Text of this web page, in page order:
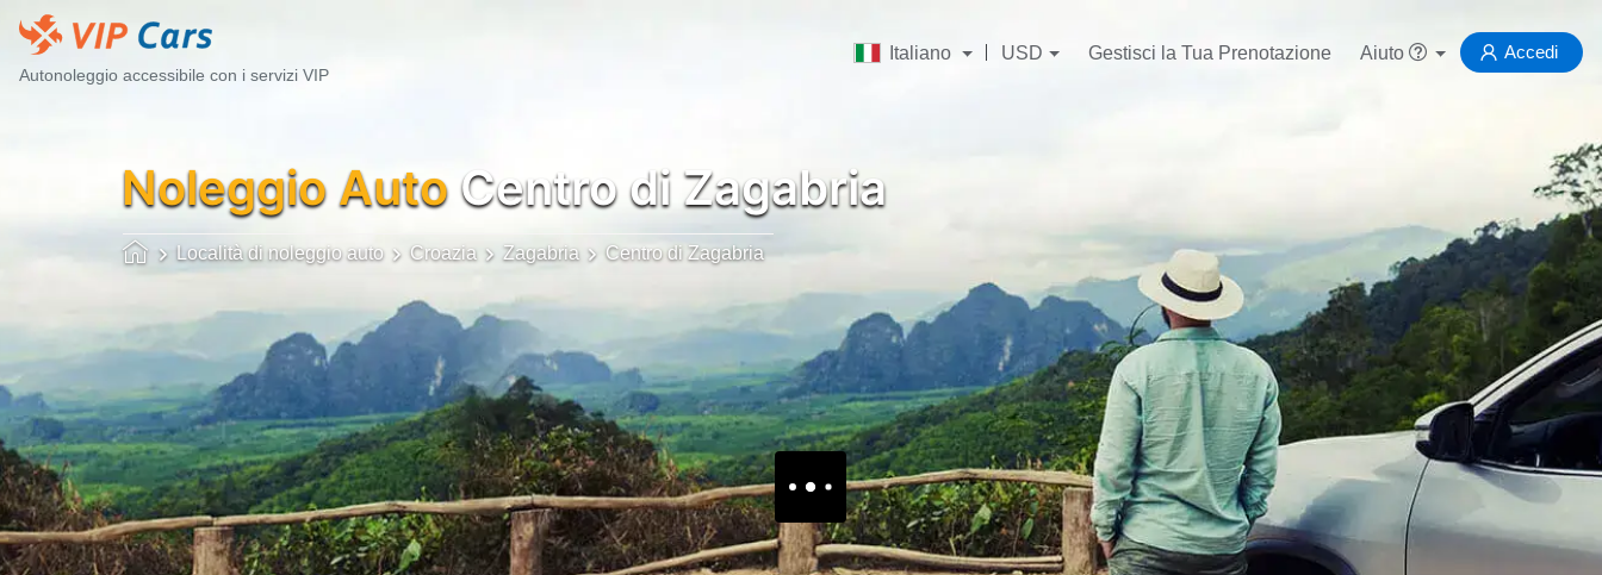
Autonoleggio accessibile con i servizi VIP
Italiano USD Gestisci la Tua Prenotazione Aiuto Accedi
Noleggio Auto Centro di Zagabria
Località di noleggio auto Croazia Zagabria Centro di Zagabria